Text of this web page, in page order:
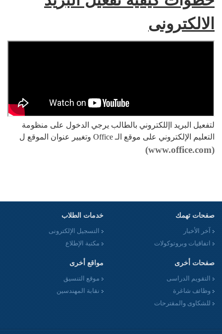
الالكترونى
لتفعيل البريد اإللكتروني بالطالب يرجي الدخول على منظومة
التعليم الإلكتروني على موقع الـ Office وتغيير عنوان الموقع ل
(www.office.com)
صفحات تهمك
آخر الأخبار
اتفاقيات وبروتوكولات
خدمات الطلاب
التسجيل الإلكترونى
مكتبة الإطلاع
صفحات أخرى
التقويم الدراسى
وظائف شاغرة
للشكاوى والمقترحات
مواقع أخرى
موقع التنسيق
نقابة المهندسين